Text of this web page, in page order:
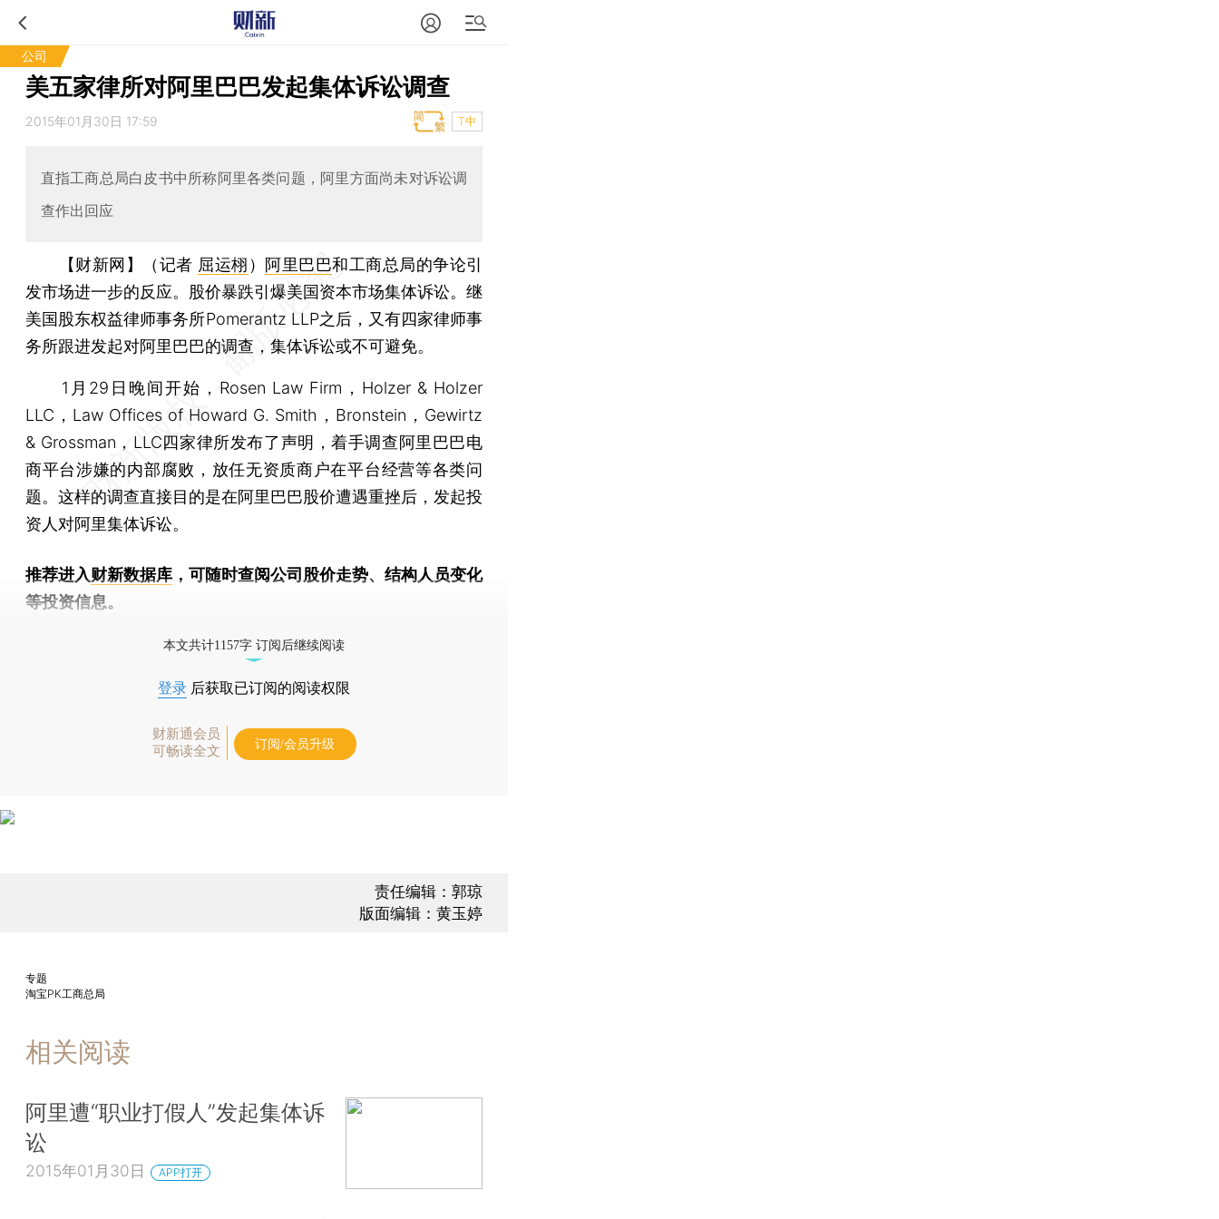
公司
美五家律所对阿里巴巴发起集体诉讼调查
2015年01月30日 17:59 T中
直指工商总局白皮书中所称阿里各类问题，阿里方面尚未对诉讼调
查作出回应
【财新网】（记者 屈运栩 ） 阿里巴巴和工商总局的争论引
发市场进一步的反应。股价暴跌引爆美国资本市场集体诉讼。继
美国股东权益律师事务所Pomerantz LLP之后，又有四家律师事
务所跟进发起对阿里巴巴的调查，集体诉讼或不可避免。
1月29日晚间开始，Rosen Law Firm，Holzer & Holzer
LLC，Law Offices of Howard G. Smith，Bronstein，Gewirtz
& Grossman，LLC四家律所发布了声明，着手调查阿里巴巴电
商平台涉嫌的内部腐败，放任无资质商户在平台经营等各类问
题。这样的调查直接目的是在阿里巴巴股价遭遇重挫后，发起投
资人对阿里集体诉讼。
推荐进入财新数据库 ，可随时查阅公司股价走势、结构人员变化
等投资信息。
本文共计1157字 订阅后继续阅读
登录 后获取已订阅的阅读权限
财新通会员
可畅读全文
订阅/会员升级
责任编辑：郭琼
版面编辑：黄玉婷
专题
淘宝PK工商总局
相关阅读
阿里遭“职业打假人”发起集体诉
讼
2015年01月30日 APP打开